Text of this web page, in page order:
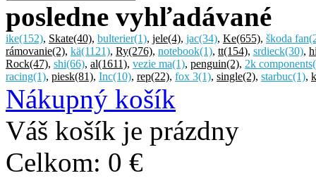
posledne vyhľadávané
ike(152), Skate(40), bulterier(1), jele(4), jac(34), Ke(655), škoda fan
rámovanie(2), kä(1121), Ry(276), notebook(1), tt(154), srdieck(30),
Rock(47), shi(66), al(1611), vezie ma(1), penguin(2), 2k components
racing(1), piesk(81), Inc(10), rep(22), fox 3(1), single(2), starbuc(1),
Nákupný košík
Váš košík je prázdny
Celkom: 0 €